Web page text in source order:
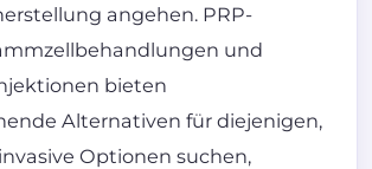
angehen. PRP-
und
bieten
Alternativen für diejenigen,
Optionen suchen,